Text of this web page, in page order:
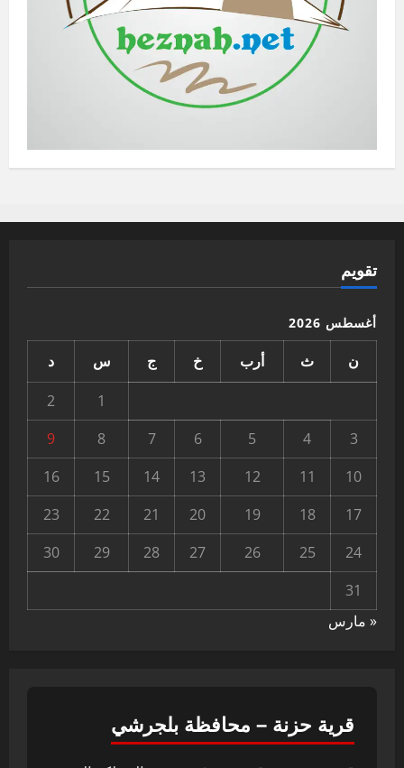
تقويم
أغسطس 2026
ن ث أرب خ ج س
د
1
2
3
4
5
6
7
8
9
10
11
12
13
14
15
16
17
18
19
20
21
22
23
24
25
26
27
28
29
30
31
« مارس
قرية حزنة – محافظة بلجرشي